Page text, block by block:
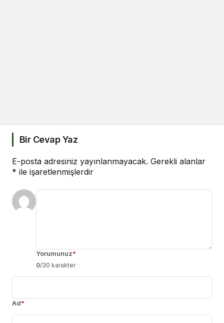
Bir Cevap Yaz
E-posta adresiniz yayınlanmayacak. Gerekli alanlar
* ile işaretlenmişlerdir
Yorumunuz*
0/30 karakter
Ad*